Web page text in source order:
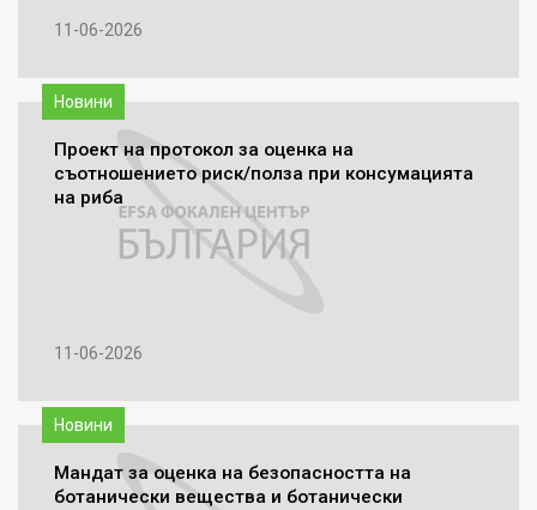
11-06-2026
Новини
Проект на протокол за оценка на
съотношението риск/полза при консумацията
на риба
11-06-2026
Новини
Мандат за оценка на безопасността на
ботанически вещества и ботанически